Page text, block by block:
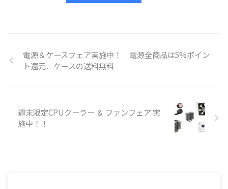
電源＆ケースフェア実施中！ 電源全商品は5%ポイン
ト還元、ケースの送料無料
週末限定CPUクーラー ＆ ファンフェア 実
施中！！